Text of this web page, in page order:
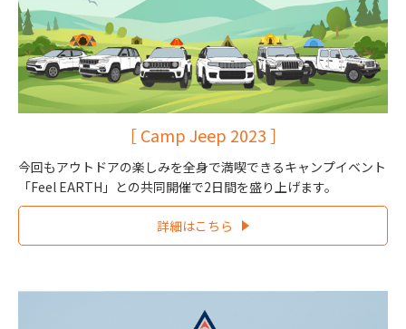
［ Camp Jeep 2023 ］
今回もアウトドアの楽しみを全身で満喫できるキャンプイベント
「Feel EARTH」との共同開催で2日間を盛り上げます。
詳細はこちら